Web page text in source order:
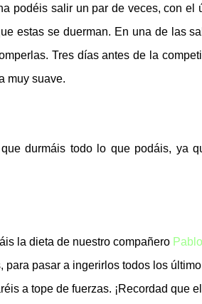
podéis salir un par de veces, con el
estas se duerman. En una de las
Tres días antes de la
muy suave.
durmáis todo lo que podáis, ya
la dieta de nuestro compañero Pablo
pasar a ingerirlos todos los
a tope de fuerzas. ¡Recordad que el